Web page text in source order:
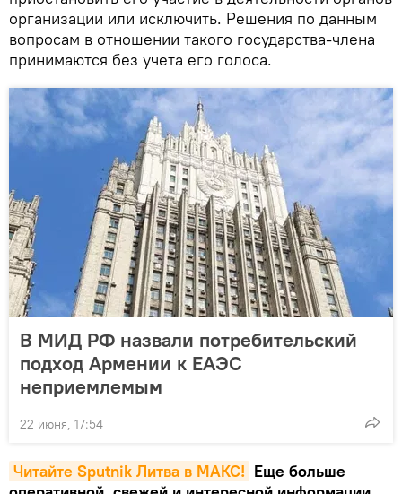
организации или исключить. Решения по данным
вопросам в отношении такого государства-члена
принимаются без учета его голоса.
В МИД РФ назвали потребительский
подход Армении к ЕАЭС
неприемлемым
22 июня, 17:54
Читайте Sputnik Литва в MAКС! Еще больше